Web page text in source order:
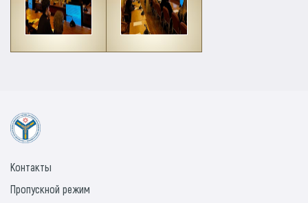
Контакты
Пропускной режим